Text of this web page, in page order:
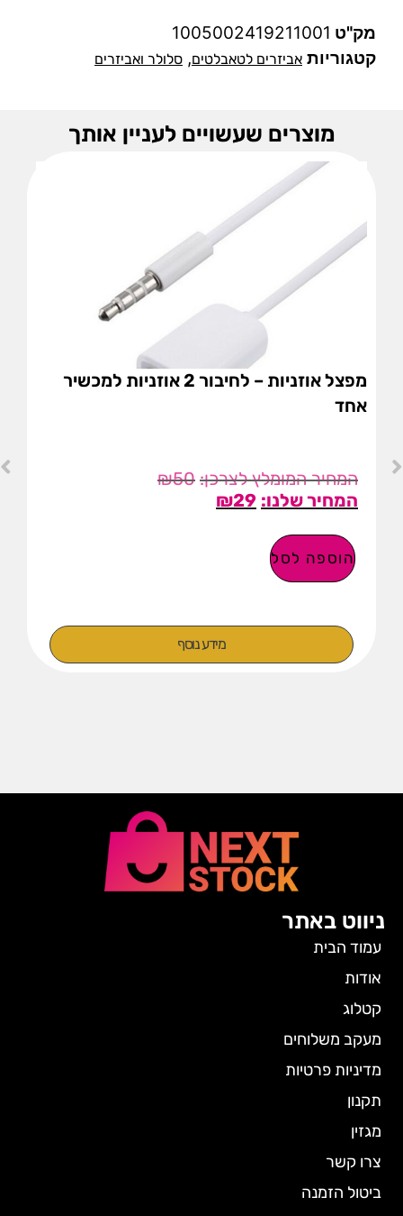
מק"ט 1005002419211001
קטגוריות אביזרים לטאבלטים, סלולר ואביזרים
מוצרים שעשויים לעניין אותך
מפצל אוזניות – לחיבור 2 אוזניות למכשיר
אחד
₪50
₪29
הוספה לסל
מידע נוסף
ניווט באתר
עמוד הבית
אודות
קטלוג
מעקב משלוחים
מדיניות פרטיות
תקנון
מגזין
צרו קשר
ביטול הזמנה